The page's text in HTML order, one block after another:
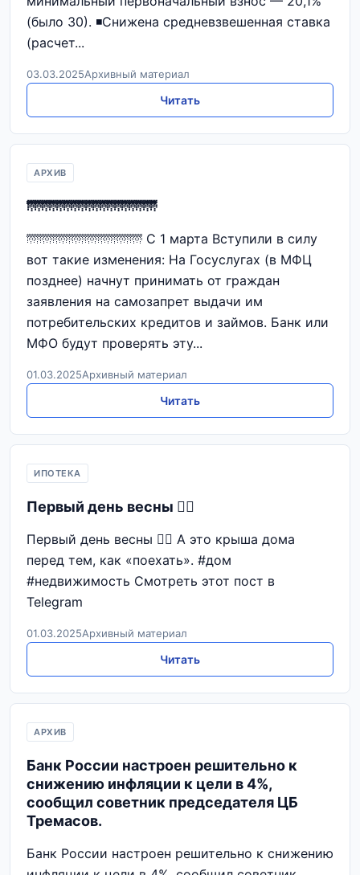
(было 30). ◾️Снижена средневзвешенная ставка
(расчет...
03.03.2025Архивный материал
Читать
АРХИВ
🌁🌁🌁🌁🌁🌁🌁🌁🌁
🌁🌁🌁🌁🌁🌁🌁🌁🌁 С 1 марта Вступили в силу
вот такие изменения: На Госуслугах (в МФЦ
позднее) начнут принимать от граждан
заявления на самозапрет выдачи им
потребительских кредитов и займов. Банк или
МФО будут проверять эту...
01.03.2025Архивный материал
Читать
ИПОТЕКА
Первый день весны 🧚‍♀️
Первый день весны 🧚‍♀️ А это крыша дома
перед тем, как «поехать». #дом
#недвижимость Смотреть этот пост в
Telegram
01.03.2025Архивный материал
Читать
АРХИВ
Банк России настроен решительно к
снижению инфляции к цели в 4%,
сообщил советник председателя ЦБ
Тремасов.
Банк России настроен решительно к снижению